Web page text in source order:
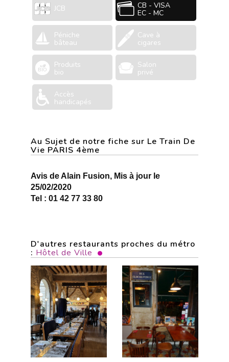
JCB CB - VISA
EC - MC
Péniche
bâteau
Cave à
cigares
Produits
bio
Salon
privé
Accès
handicapés
Au Sujet de notre fiche sur Le Train De
Vie PARIS 4ème
Avis de Alain Fusion, Mis à jour le
25/02/2020
Tel : 01 42 77 33 80
D'autres restaurants proches du métro
: Hôtel de Ville